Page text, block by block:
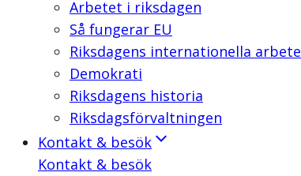
Arbetet i riksdagen
Så fungerar EU
Riksdagens internationella arbete
Demokrati
Riksdagens historia
Riksdagsförvaltningen
Kontakt & besök
Kontakt & besök